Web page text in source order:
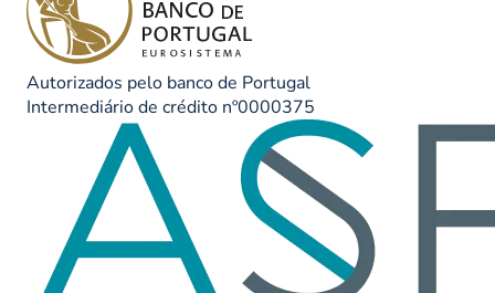
Autorizados pelo banco de Portugal
Intermediário de crédito nº0000375